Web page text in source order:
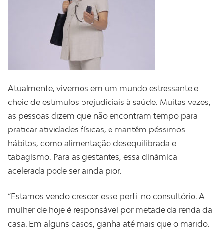
Atualmente, vivemos em um mundo estressante e
cheio de estímulos prejudiciais à saúde. Muitas vezes,
as pessoas dizem que não encontram tempo para
praticar atividades físicas, e mantêm péssimos
hábitos, como alimentação desequilibrada e
tabagismo. Para as gestantes, essa dinâmica
acelerada pode ser ainda pior.
“Estamos vendo crescer esse perfil no consultório. A
mulher de hoje é responsável por metade da renda da
casa. Em alguns casos, ganha até mais que o marido.